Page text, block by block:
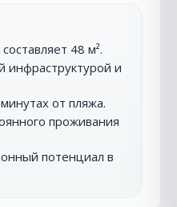
48 м².
инфраструктурой и
от пляжа.
проживания
потенциал в